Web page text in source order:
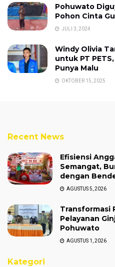
Pohuwato
Pohon Cinta
JULI 3, 2024
Windy Olivia
untuk PT
Punya Malu
OKTOBER 15, 2025
Recent News
Efisiensi
Semangat,
dengan
AGUSTUS 5, 2026
Transformasi
Pelayanan
Pohuwato
AGUSTUS 1, 2026
Kategori